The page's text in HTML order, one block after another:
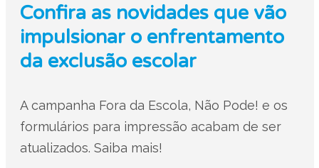
Confira as novidades que vão
impulsionar o enfrentamento
da exclusão escolar
A campanha Fora da Escola, Não Pode! e os
formulários para impressão acabam de ser
atualizados. Saiba mais!